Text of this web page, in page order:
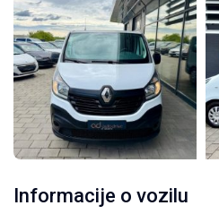
Informacije o vozilu